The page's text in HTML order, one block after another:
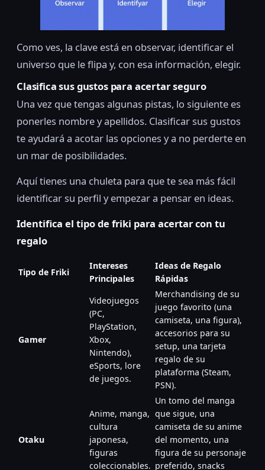
Como ves, la clave está en observar, identificar el
universo que le flipa y, con esa información, elegir.
Clasifica sus gustos para acertar seguro
Una vez que tengas algunas pistas, lo siguiente es
ponerles nombre y apellidos. Clasificar sus gustos
te ayudará a acotar las opciones y a no perderte en
un mar de posibilidades.
Aquí tienes una chuleta para que te sea más fácil
identificar su perfil y empezar a pensar en ideas.
Identifica el tipo de friki para acertar con tu
regalo
Tipo de Friki
Intereses
Principales
Ideas de Regalo
Rápidas
Gamer
Videojuegos
(PC,
PlayStation,
Xbox,
Nintendo),
eSports, lore
de juegos.
Merchandising de su
juego favorito (una
camiseta, una figura),
accesorios para su
setup, una tarjeta
regalo de su
plataforma (Steam,
PSN).
Otaku
Anime, manga,
cultura
japonesa,
figuras
coleccionables.
Un tomo del manga
que sigue, una
camiseta de su anime
del momento, una
figura de su personaje
preferido, snacks